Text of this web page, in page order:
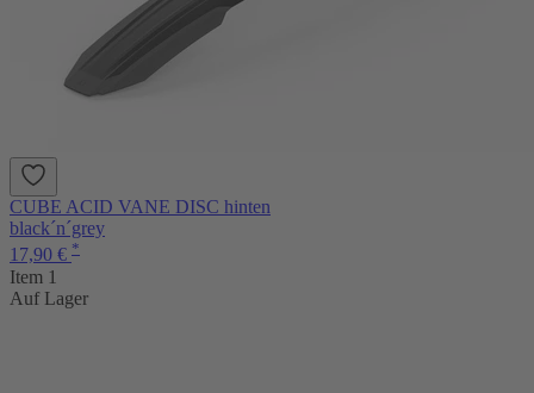
CUBE ACID VANE DISC hinten
black´n´grey
17,90 € *
Item 1
Auf Lager